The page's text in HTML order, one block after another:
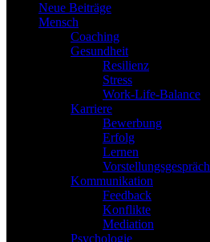
Neue Beiträge
Mensch
Coaching
Gesundheit
Resilienz
Stress
Work-Life-Balance
Karriere
Bewerbung
Erfolg
Lernen
Vorstellungsgespräch
Kommunikation
Feedback
Konflikte
Mediation
Psychologie